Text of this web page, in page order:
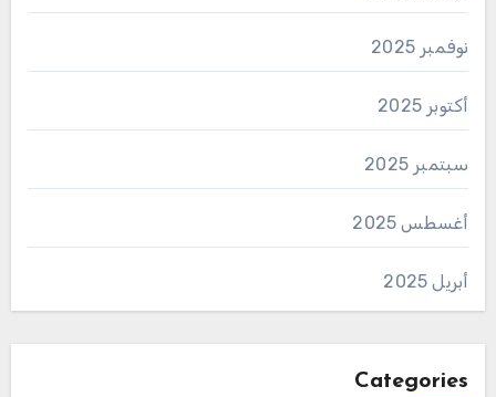
نوفمبر 2025
أكتوبر 2025
سبتمبر 2025
أغسطس 2025
أبريل 2025
Categories